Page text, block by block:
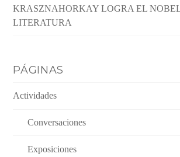
KRASZNAHORKAY LOGRA EL
LITERATURA
PÁGINAS
Actividades
Conversaciones
Exposiciones